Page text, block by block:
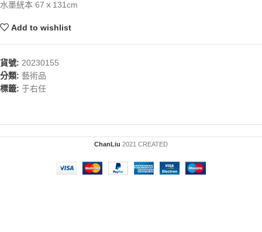
水墨絖本 67ｘ131cm
Add to wishlist
貨號: 20230155
分類: 藝術品
標籤: 于右任
ChanLiu 2021 CREATED